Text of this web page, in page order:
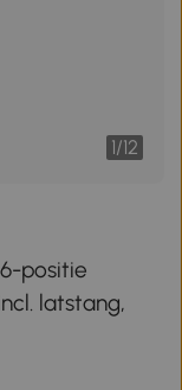
1/12
positie
latstang,